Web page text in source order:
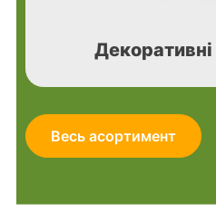
Весь асортимент